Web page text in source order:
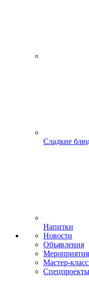
Сладкие
Напитки
Новости
Объявления
Мероприятия
Мастер-
Спецпроекты